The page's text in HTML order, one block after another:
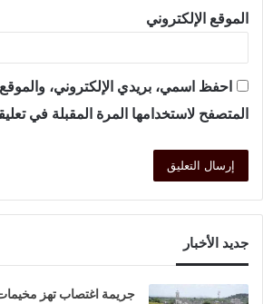
الموقع الإلكتروني
احفظ اسمي، بريدي الإلكتروني،
المتصفح لاستخدامها المرة المقبلة في
جديد الأخبار
جريمة اغتصاب تهز